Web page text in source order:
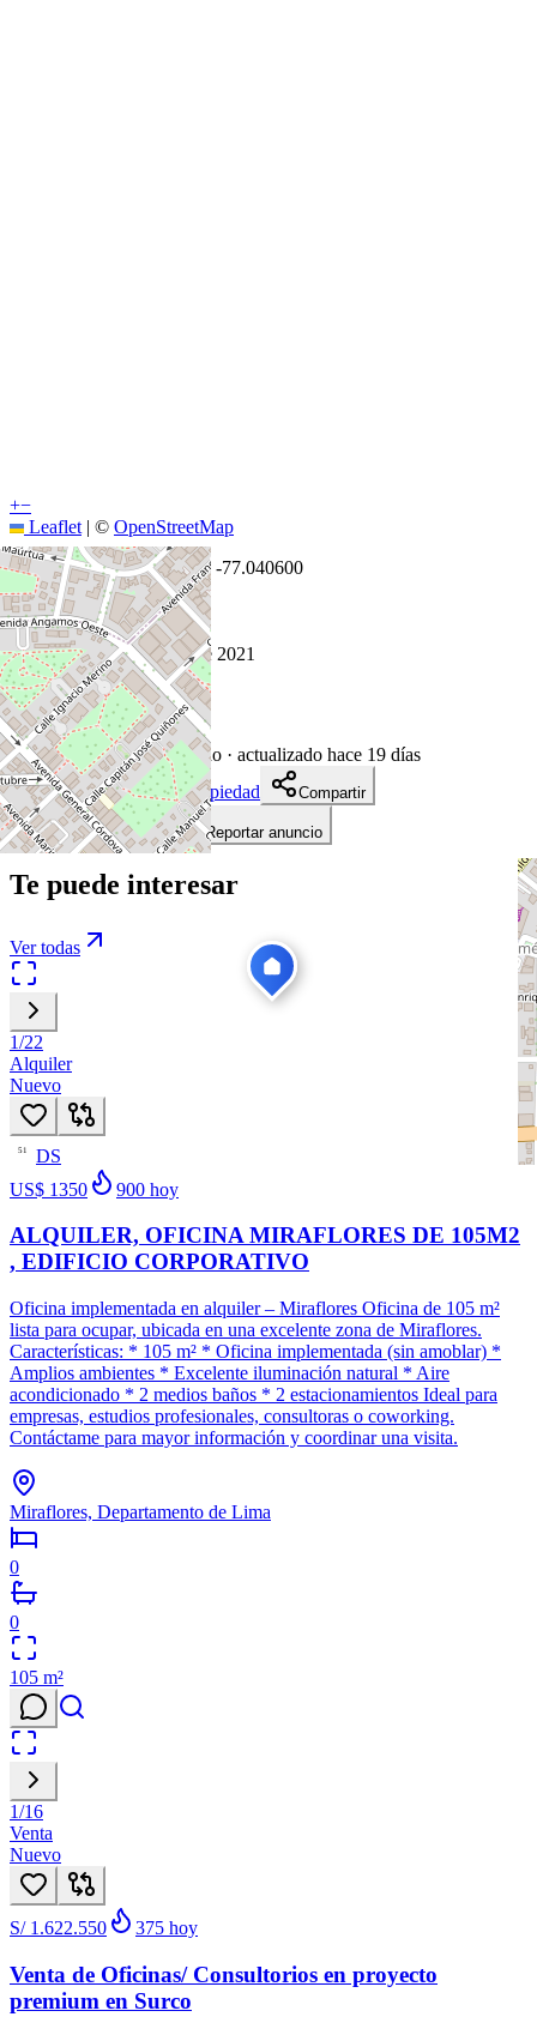
+−
Leaflet | © OpenStreetMap
Coordenadas:-12.105900, -77.040600
Cómo llegar
Publicado 5 de julio de 2021
20visitas
5 de julio de 2021
1859
días en el mercado · actualizado hace 19 días
Descargar ficha de propiedad
Compartir
Añadir a tablero Reportar anuncio
Te puede interesar
Ver todas
1/22
Alquiler
Nuevo
51
DS
US$ 1350
900 hoy
ALQUILER, OFICINA MIRAFLORES DE 105M2
, EDIFICIO CORPORATIVO
Oficina implementada en alquiler – Miraflores Oficina de 105 m²
lista para ocupar, ubicada en una excelente zona de Miraflores.
Características: * 105 m² * Oficina implementada (sin amoblar) *
Amplios ambientes * Excelente iluminación natural * Aire
acondicionado * 2 medios baños * 2 estacionamientos Ideal para
empresas, estudios profesionales, consultoras o coworking.
Contáctame para mayor información y coordinar una visita.
Miraflores, Departamento de Lima
0
0
105 m²
1/16
Venta
Nuevo
S/ 1.622.550 375 hoy
Venta de Oficinas/ Consultorios en proyecto
premium en Surco